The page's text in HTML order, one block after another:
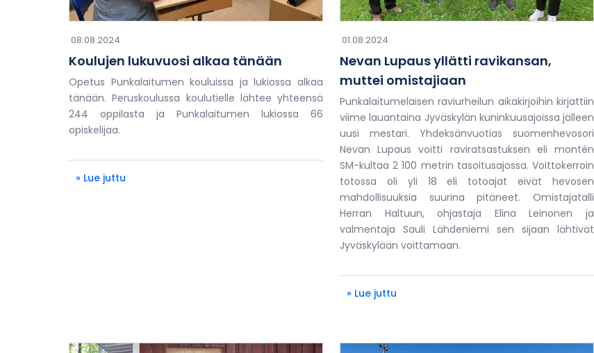
08.08.2024
Koulujen lukuvuosi alkaa tänään
Opetus Punkalaitumen kouluissa ja lukiossa alkaa
tänään. Peruskoulussa koulutielle lähtee yhteensä
244 oppilasta ja Punkalaitumen lukiossa 66
opiskelijaa.
» Lue juttu
01.08.2024
Nevan Lupaus yllätti ravikansan,
muttei omistajiaan
Punkalaitumelaisen raviurheilun aikakirjoihin kirjattiin
viime lauantaina Jyväskylän kuninkuusajoissa jälleen
uusi mestari. Yhdeksänvuotias suomenhevosori
Nevan Lupaus voitti raviratsastuksen eli montén
SM-kultaa 2 100 metrin tasoitusajossa. Voittokerroin
totossa oli yli 18 eli totoajat eivät hevosen
mahdollisuuksia suurina pitäneet. Omistajatalli
Herran Haltuun, ohjastaja Elina Leinonen ja
valmentaja Sauli Lähdeniemi sen sijaan lähtivät
Jyväskylään voittamaan.
» Lue juttu